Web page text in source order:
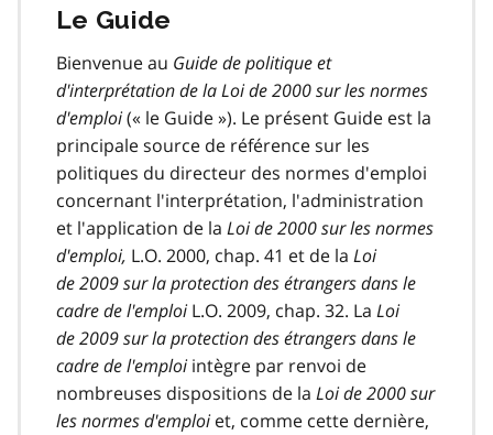
Le Guide
Bienvenue au Guide de politique et
d'interprétation de la Loi de 2000 sur les normes
d'emploi(« le Guide »). Le présent Guide est la
principale source de référence sur les
politiques du directeur des normes d'emploi
concernant l'interprétation, l'administration
et l'application de la Loi de 2000 sur les normes
d'emploi, L.O. 2000, chap. 41 et de la Loi
de 2009 sur la protection des étrangers dans le
cadre de l'emploiL.O. 2009, chap. 32. La Loi
de 2009 sur la protection des étrangers dans le
cadre de l'emploiintègre par renvoi de
nombreuses dispositions de la Loi de 2000 sur
les normes d'emploiet, comme cette dernière,